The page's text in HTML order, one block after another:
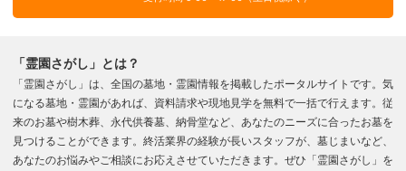
「霊園さがし」とは？
「霊園さがし」は、全国の墓地・霊園情報を掲載したポータルサイトです。気
になる墓地・霊園があれば、資料請求や現地見学を無料で一括で行えます。従
来のお墓や樹木葬、永代供養墓、納骨堂など、あなたのニーズに合ったお墓を
見つけることができます。終活業界の経験が長いスタッフが、墓じまいなど、
あなたのお悩みやご相談にお応えさせていただきます。ぜひ「霊園さがし」を